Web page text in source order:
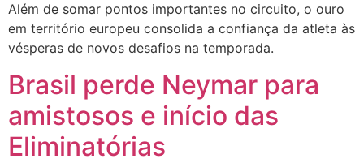
Além de somar pontos importantes no circuito, o ouro
em território europeu consolida a confiança da atleta às
vésperas de novos desafios na temporada.
Brasil perde Neymar para
amistosos e início das
Eliminatórias